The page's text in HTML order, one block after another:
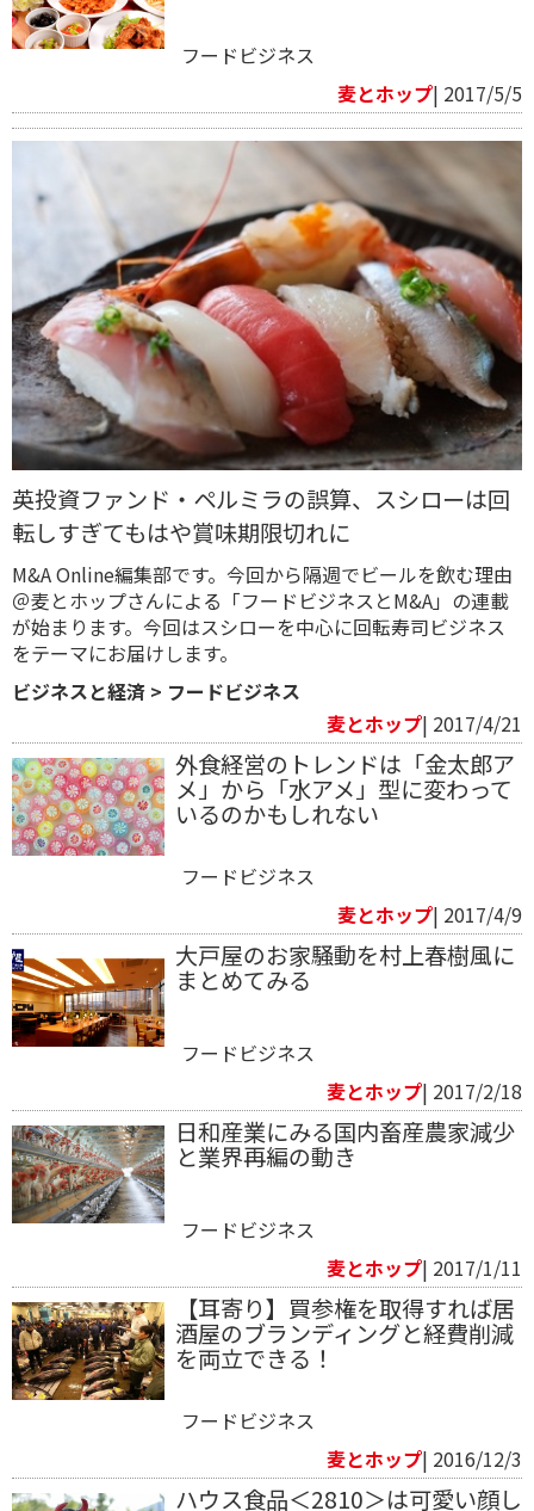
フードビジネス
麦とホップ| 2017/5/5
英投資ファンド・ペルミラの誤算、スシローは回
転しすぎてもはや賞味期限切れに
M&A Online編集部です。今回から隔週でビールを飲む理由
＠麦とホップさんによる「フードビジネスとM&A」の連載
が始まります。今回はスシローを中心に回転寿司ビジネス
をテーマにお届けします。
ビジネスと経済 > フードビジネス
麦とホップ| 2017/4/21
外食経営のトレンドは「金太郎ア
メ」から「水アメ」型に変わって
いるのかもしれない
フードビジネス
麦とホップ| 2017/4/9
大戸屋のお家騒動を村上春樹風に
まとめてみる
フードビジネス
麦とホップ| 2017/2/18
日和産業にみる国内畜産農家減少
と業界再編の動き
フードビジネス
麦とホップ| 2017/1/11
【耳寄り】買参権を取得すれば居
酒屋のブランディングと経費削減
を両立できる！
フードビジネス
麦とホップ| 2016/12/3
ハウス食品＜2810＞は可愛い顔し